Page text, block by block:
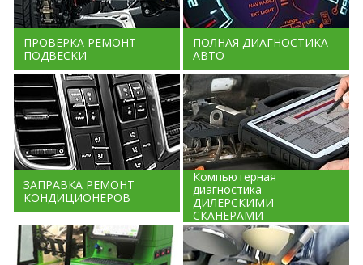
ПРОВЕРКА РЕМОНТ
ПОДВЕСКИ
ПОЛНАЯ ДИАГНОСТИКА
АВТО
ЗАПРАВКА РЕМОНТ
КОНДИЦИОНЕРОВ
Компьютерная
диагностика
ДИЛЕРСКИМИ
СКАНЕРАМИ